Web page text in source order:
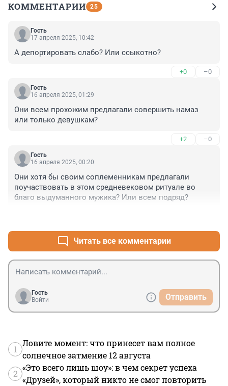
КОММЕНТАРИИ 25
Гость
17 апреля 2025, 10:42
А депортировать слабо? Или ссыкотно?
+0 –0
Гость
16 апреля 2025, 01:29
Они всем прохожим предлагали совершить намаз
или только девушкам?
+2 –0
Гость
16 апреля 2025, 00:20
Они хотя бы своим соплеменникам предлагали
поучаствовать в этом средневековом ритуале во
благо выдуманного мужика? Или всем подряд?
Читать все комментарии
Гость
Войти
Отправить
1
Ловите момент: что принесет вам полное
солнечное затмение 12 августа
2
«Это всего лишь шоу»: в чем секрет успеха
«Друзей», который никто не смог повторить